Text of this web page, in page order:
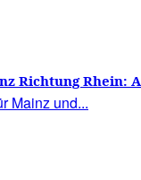
Richtung Rhein:
die Mainzer